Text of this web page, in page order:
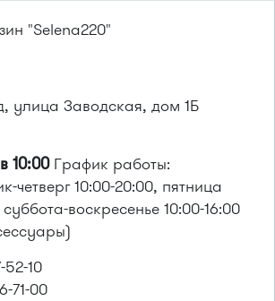
Ашан-1, Ашан-2
"Selena220"
улица Заводская, дом 1Б
10:00График работы:
четверг 10:00-20:00, пятница
воскресенье 10:00-16:00
52-10
71-00